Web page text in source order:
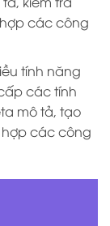
các công
tính năng
các tính
mô tả, tạo
hợp các công